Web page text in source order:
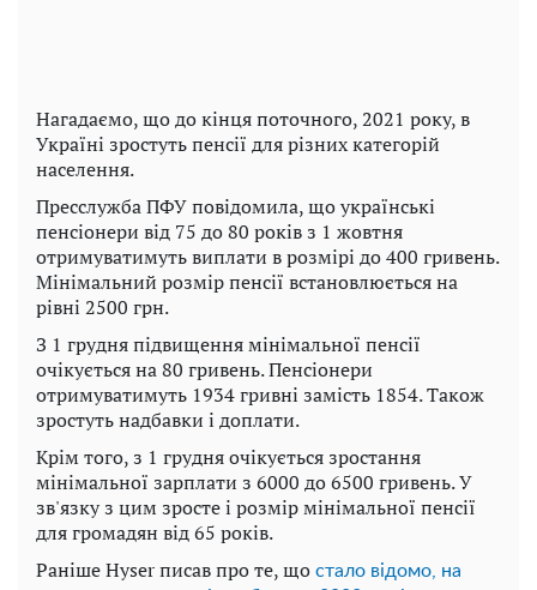
Нагадаємо, що до кінця поточного, 2021 року, в
Україні зростуть пенсії для різних категорій
населення.
Пресслужба ПФУ повідомила, що українські
пенсіонери від 75 до 80 років з 1 жовтня
отримуватимуть виплати в розмірі до 400 гривень.
Мінімальний розмір пенсії встановлюється на
рівні 2500 грн.
З 1 грудня підвищення мінімальної пенсії
очікується на 80 гривень. Пенсіонери
отримуватимуть 1934 гривні замість 1854. Також
зростуть надбавки і доплати.
Крім того, з 1 грудня очікується зростання
мінімальної зарплати з 6000 до 6500 гривень. У
зв'язку з цим зросте і розмір мінімальної пенсії
для громадян від 65 років.
Раніше Hyser писав про те, що стало відомо, на